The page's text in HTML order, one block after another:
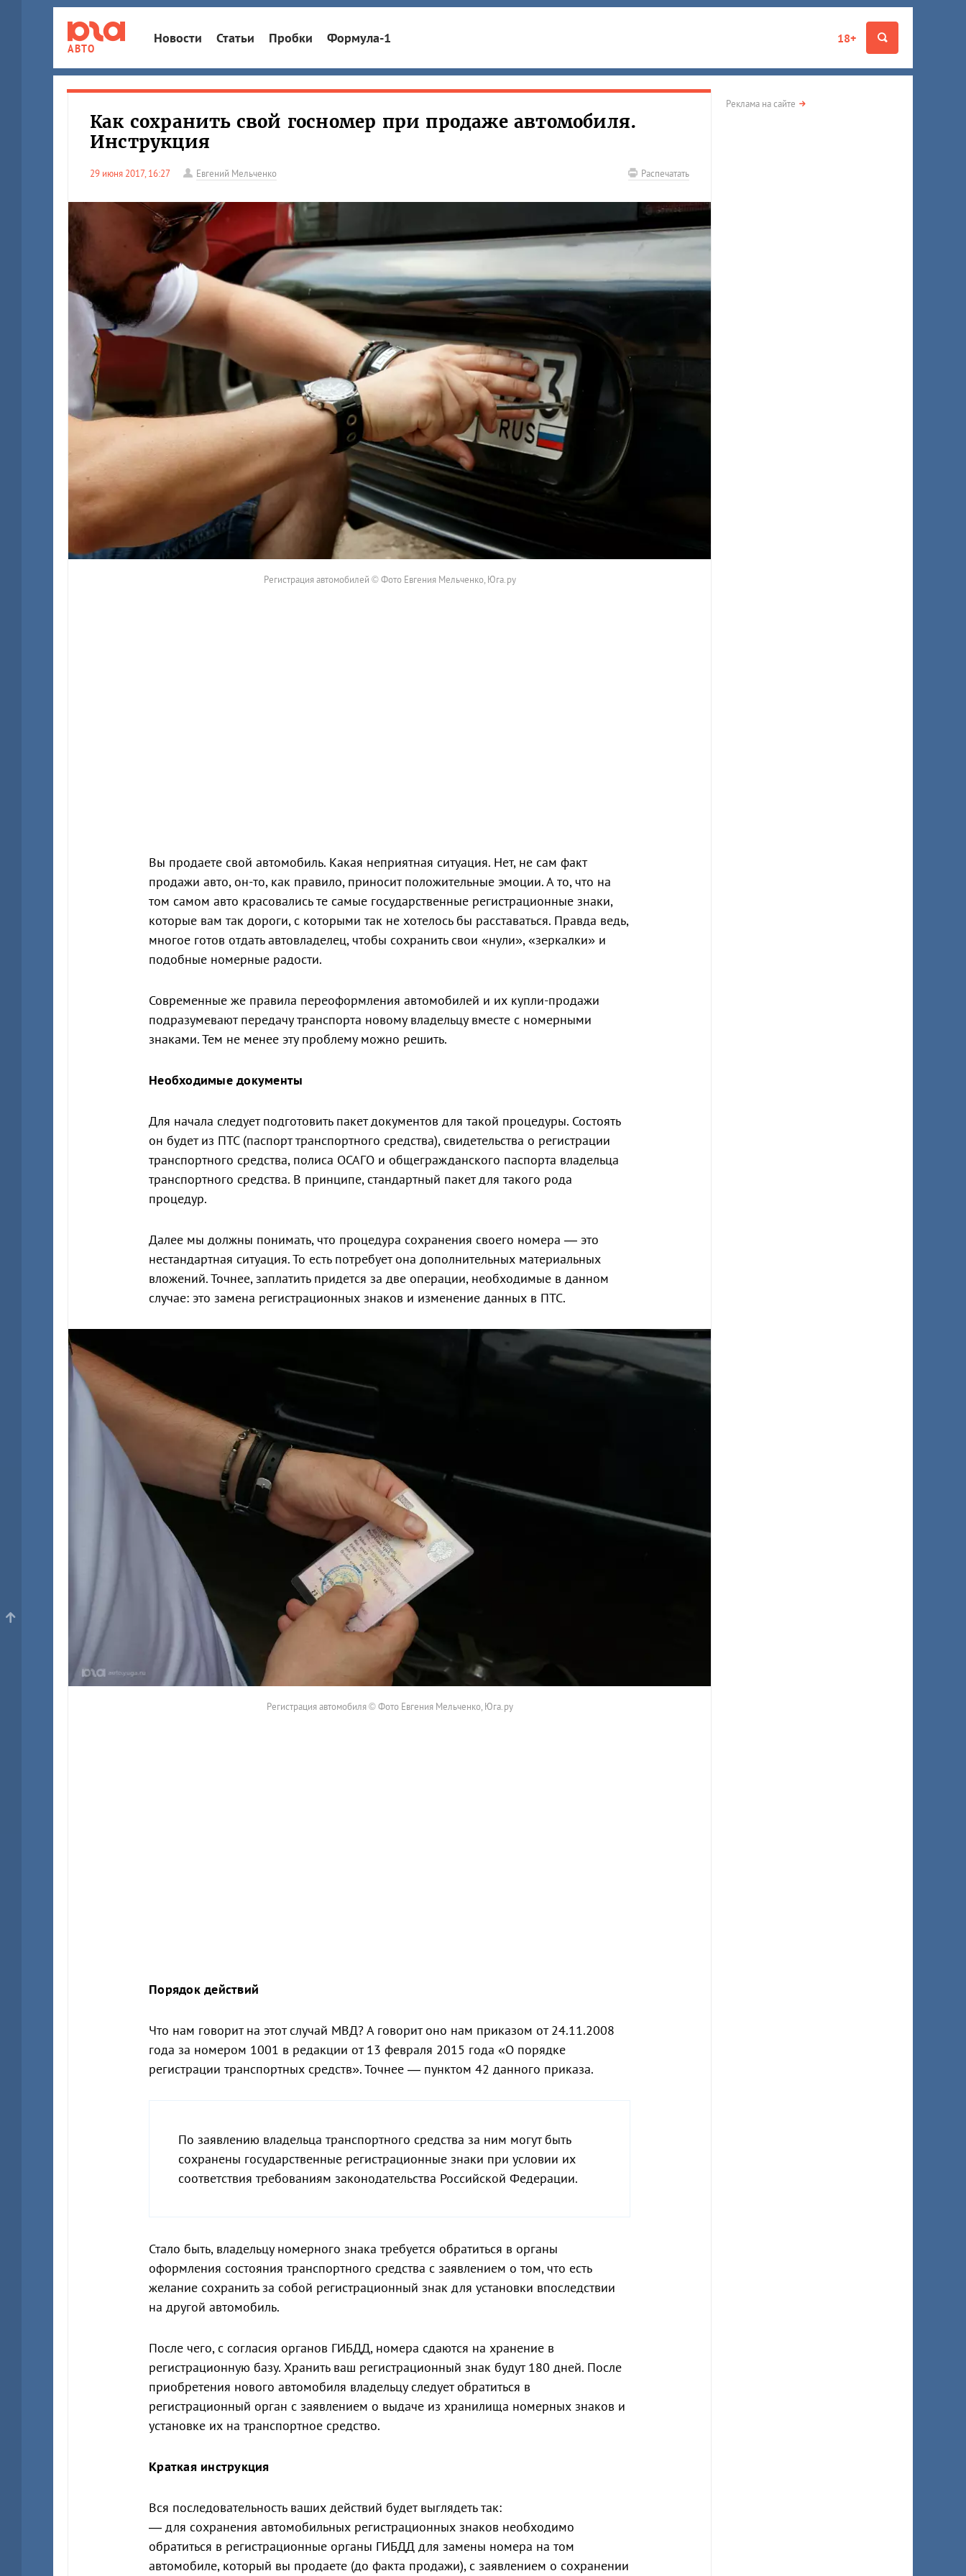
АВТО
18+
Новости Статьи Пробки Формула-1
Как сохранить свой госномер при продаже автомобиля.
Инструкция
29 июня 2017, 16:27 Евгений Мельченко Распечатать
Регистрация автомобилей © Фото Евгения Мельченко, Юга.ру
Вы продаете свой автомобиль. Какая неприятная ситуация. Нет, не сам факт
продажи авто, он-то, как правило, приносит положительные эмоции. А то, что на
том самом авто красовались те самые государственные регистрационные знаки,
которые вам так дороги, с которыми так не хотелось бы расставаться. Правда ведь,
многое готов отдать автовладелец, чтобы сохранить свои «нули», «зеркалки» и
подобные номерные радости.
Современные же правила переоформления автомобилей и их купли-продажи
подразумевают передачу транспорта новому владельцу вместе с номерными
знаками. Тем не менее эту проблему можно решить.
Необходимые документы
Для начала следует подготовить пакет документов для такой процедуры. Состоять
он будет из ПТС (паспорт транспортного средства), свидетельства о регистрации
транспортного средства, полиса ОСАГО и общегражданского паспорта владельца
транспортного средства. В принципе, стандартный пакет для такого рода
процедур.
Далее мы должны понимать, что процедура сохранения своего номера — это
нестандартная ситуация. То есть потребует она дополнительных материальных
вложений. Точнее, заплатить придется за две операции, необходимые в данном
случае: это замена регистрационных знаков и изменение данных в ПТС.
Регистрация автомобиля © Фото Евгения Мельченко, Юга.ру
Порядок действий
Что нам говорит на этот случай МВД? А говорит оно нам приказом от 24.11.2008
года за номером 1001 в редакции от 13 февраля 2015 года «О порядке
регистрации транспортных средств». Точнее — пунктом 42 данного приказа.
По заявлению владельца транспортного средства за ним могут быть
сохранены государственные регистрационные знаки при условии их
соответствия требованиям законодательства Российской Федерации.
Стало быть, владельцу номерного знака требуется обратиться в органы
оформления состояния транспортного средства с заявлением о том, что есть
желание сохранить за собой регистрационный знак для установки впоследствии
на другой автомобиль.
После чего, с согласия органов ГИБДД, номера сдаются на хранение в
регистрационную базу. Хранить ваш регистрационный знак будут 180 дней. После
приобретения нового автомобиля владельцу следует обратиться в
регистрационный орган с заявлением о выдаче из хранилища номерных знаков и
установке их на транспортное средство.
Краткая инструкция
Вся последовательность ваших действий будет выглядеть так:
— для сохранения автомобильных регистрационных знаков необходимо
обратиться в регистрационные органы ГИБДД для замены номера на том
автомобиле, который вы продаете (до факта продажи), с заявлением о сохранении
Реклама на сайте